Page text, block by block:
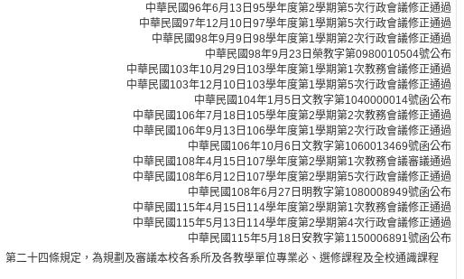
中華民國96年6月13日95學年度第2學期第5次行政會議修正通過
中華民國97年12月10日97學年度第1學期第5次行政會議修正通過
中華民國98年9月9日98學年度第1學期第2次行政會議修正通過
中華民國98年9月23日榮教字第0980010504號公布
中華民國103年10月29日103學年度第1學期第1次教務會議修正通過
中華民國103年12月10日103學年度第1學期第5次行政會議修正通過
中華民國104年1月5日文教字第1040000014號函公布
中華民國106年7月18日105學年度第2學期第2次教務會議修正通過
中華民國106年9月13日106學年度第1學期第2次行政會議修正通過
中華民國106年10月6日文教字第1060013469號函公布
中華民國108年4月15日107學年度第2學期第1次教務會議審議通過
中華民國108年6月12日107學年度第2學期第5次行政會議修正通過
中華民國108年6月27日明教字第1080008949號函公布
中華民國115年4月15日114學年度第2學期第1次教務會議修正通過
中華民國115年5月13日114學年度第2學期第4次行政會議修正通過
中華民國115年5月18日安教字第1150006891號函公布
二十四條規定，為規劃及審議本校各系所及各教學單位專業必、選修課程及全校通識課程